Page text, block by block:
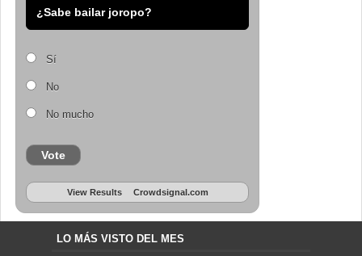
¿Sabe bailar joropo?
Sí
No
No mucho
Vote
View Results Crowdsignal.com
LO MÁS VISTO DEL MES